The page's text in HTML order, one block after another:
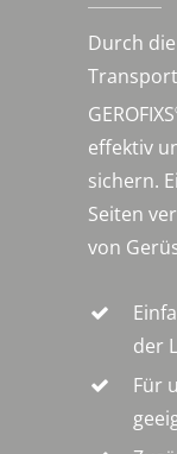
Durch
GEROFIXS
effektiv
sichern.
Seiten
von
der
Für